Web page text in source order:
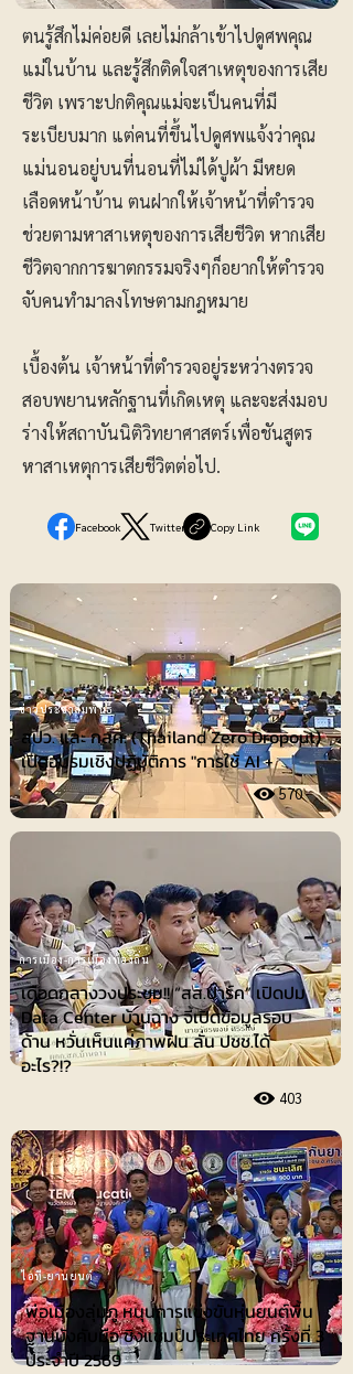
ตนรู้สึกไม่ค่อยดี เลยไม่กล้าเข้าไปดูศพคุณ
แม่ในบ้าน และรู้สึกติดใจสาเหตุของการเสีย
ชีวิต เพราะปกติคุณแม่จะเป็นคนที่มี
ระเบียบมาก แต่คนที่ขึ้นไปดูศพแจ้งว่าคุณ
แม่นอนอยู่บนที่นอนที่ไม่ได้ปูผ้า มีหยด
เลือดหน้าบ้าน ตนฝากให้เจ้าหน้าที่ตำรวจ
ช่วยตามหาสาเหตุของการเสียชีวิต หากเสีย
ชีวิตจากการฆาตกรรมจริงๆก็อยากให้ตำรวจ
จับคนทำมาลงโทษตามกฎหมาย
เบื้องต้น เจ้าหน้าที่ตำรวจอยู่ระหว่างตรวจ
สอบพยานหลักฐานที่เกิดเหตุ และจะส่งมอบ
ร่างให้สถาบันนิติวิทยาศาสตร์เพื่อชันสูตร
หาสาเหตุการเสียชีวิตต่อไป.
Facebook Twitter Copy Link
ข่าวประชาสัมพันธ์
สปว. และ กสศ. (Thailand Zero Dropout)
เปิดอบรมเชิงปฏิบัติการ "การใช้ AI +
570
เดือดกลางวงประชุม!! “สส.ปาร์ค” เปิดปม
Data Center บ้านฉาง จี้เปิดข้อมูลรอบ
ด้าน หวั่นเห็นแค่ภาพฝัน ลั่น ปชช.ได้
อะไร?!?
403
การเมือง-การเมืองท้องถิ่น
ไอที-ยานยนต์
พ่อเมืองลุ่มภู หนุนการแข่งขันหุ่นยนต์พื้น
ฐานบังคับมือ ชิงแชมป์ประเทศไทย ครั้งที่ 3
ประจำปี 2569